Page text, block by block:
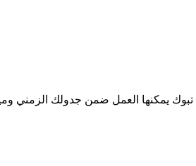
يمكنها العمل ضمن جدولك الزمني